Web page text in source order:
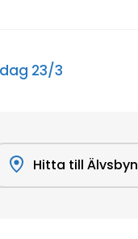
23/3
Hitta till Älvsbyn